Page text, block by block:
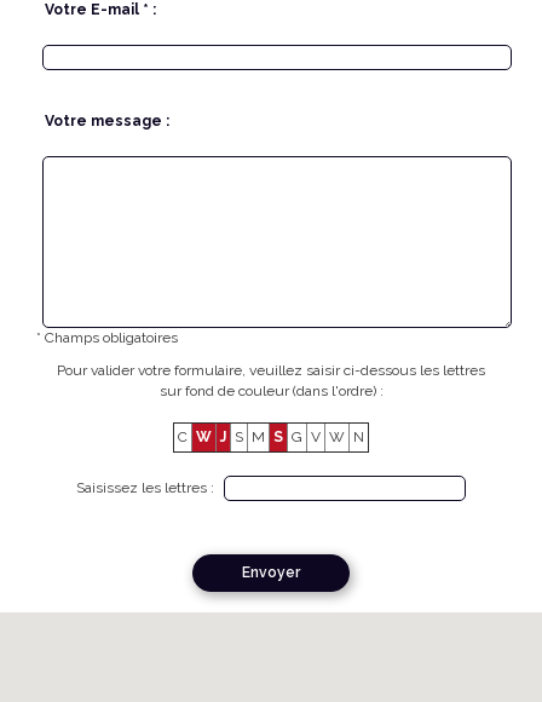
Votre E-mail * :
Votre message :
* Champs obligatoires
Pour valider votre formulaire, veuillez saisir ci-dessous les lettres
sur fond de couleur (dans l'ordre) :
C W J S M S G V W N
Saisissez les lettres :